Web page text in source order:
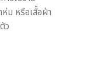
ห่ม หรือเสื้อผ้า
ว